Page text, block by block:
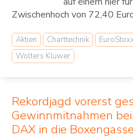
Zwischenhoch von 72,40
Aktien Charttechnik
Wolters Kluwer
Rekordjagd vorerst
Gewinnmitnahmen
DAX in die